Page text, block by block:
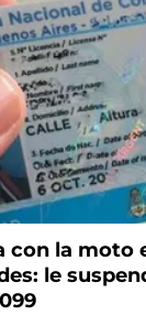
con la moto
le